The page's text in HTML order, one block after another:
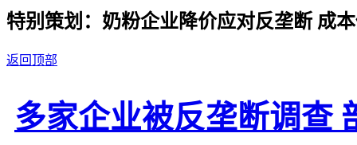
特别策划：奶粉企业降价应对反垄断 成
返回顶部
多家企业被反垄断调查